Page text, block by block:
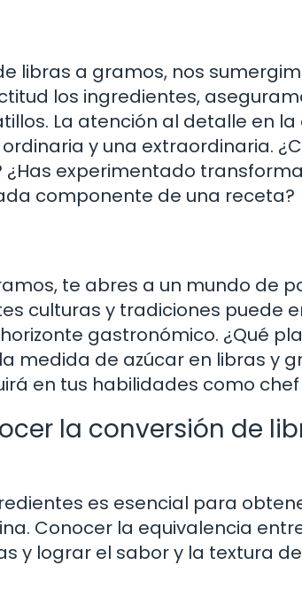
libras a gramos, nos
los ingredientes,
La atención al detalle en
y una extraordinaria.
¿Has experimentado
componente de una receta?
te abres a un mundo de
culturas y tradiciones puede
gastronómico. ¿Qué
medida de azúcar en libras y
en tus habilidades como
la conversión de
es esencial para
Conocer la equivalencia
y lograr el sabor y la textura